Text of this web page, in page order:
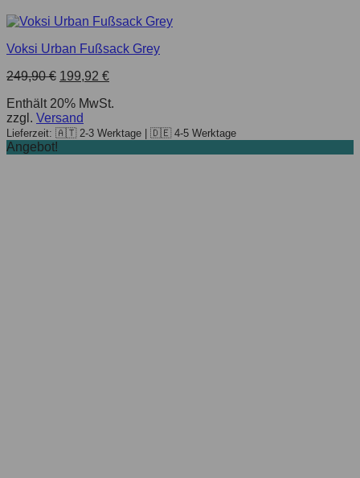
Voksi Urban Fußsack Grey
249,90€ 199,92 €
Enthält 20% MwSt.
zzgl. Versand
Lieferzeit: 🇦🇹 2-3 Werktage | 🇩🇪 4-5 Werktage
Angebot!